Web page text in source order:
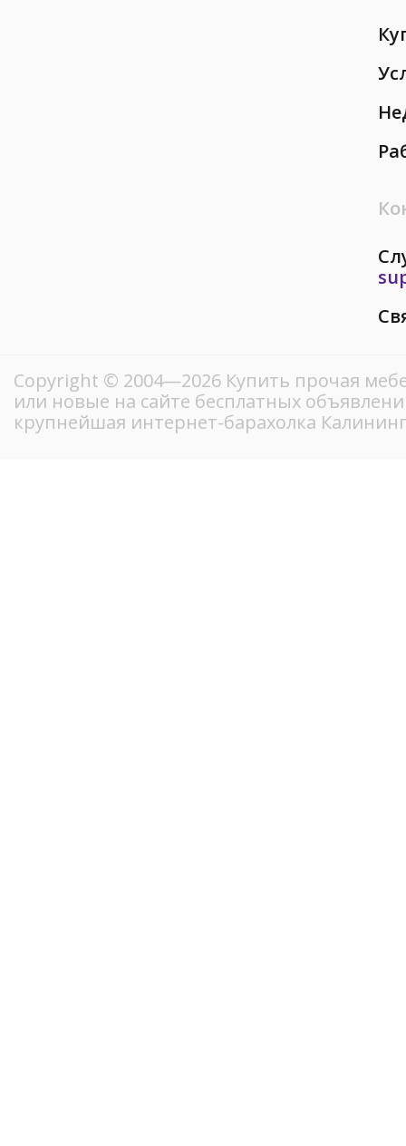
Copyright © 2004—2026 Купить прочая
или новые на сайте бесплатных
крупнейшая интернет-барахолка